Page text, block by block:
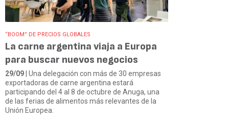
“BOOM” DE PRECIOS GLOBALES
La carne argentina viaja a Europa
para buscar nuevos negocios
29/09 | Una delegación con más de 30 empresas
exportadoras de carne argentina estará
participando del 4 al 8 de octubre de Anuga, una
de las ferias de alimentos más relevantes de la
Unión Europea.